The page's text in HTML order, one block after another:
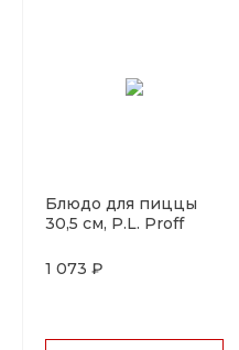
Блюдо для пиццы
30,5 см, P.L. Proff
1 073 ₽